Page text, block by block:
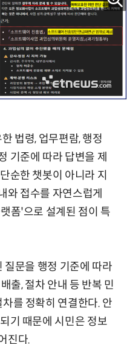
법령, 업무편람, 행정
기준에 따라 답변을 제
순한 챗봇이 아니라 지
와 접수를 자연스럽게
폼'으로 설계된 점이 특
질문을 행정 기준에 따라
출, 절차 안내 등 반복 민
를 정확히 연결한다. 안
기 때문에 시민은 정보
진다.